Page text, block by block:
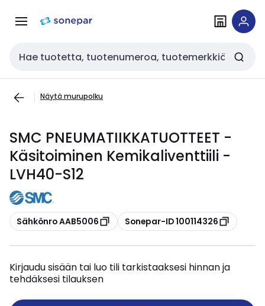
navigointiinsisältöön
Haku
Näytä murupolku
SMC PNEUMATIIKKATUOTTEET -
Käsitoiminen Kemikaliventtiili -
LVH40-S12
Kopioi
Sähkönro AAB5006 Kopioi
Sonepar-ID 100114326
Kirjaudu sisään tai luo tili tarkistaaksesi hinnan ja
tehdäksesi tilauksen